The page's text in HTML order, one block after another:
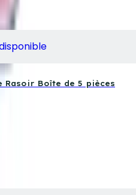
Rasoir Boîte de 5 pièces